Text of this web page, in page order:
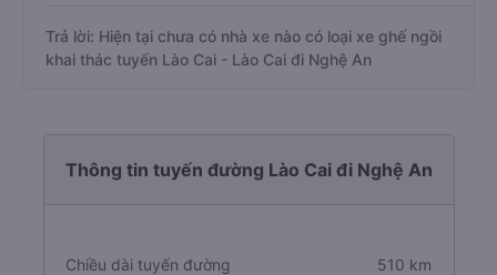
Trả lời: Hiện tại chưa có nhà xe nào có loại xe ghế ngồi
khai thác tuyến Lào Cai - Lào Cai đi Nghệ An
Thông tin tuyến đường Lào Cai đi Nghệ An
Chiều dài tuyến đường 510 km